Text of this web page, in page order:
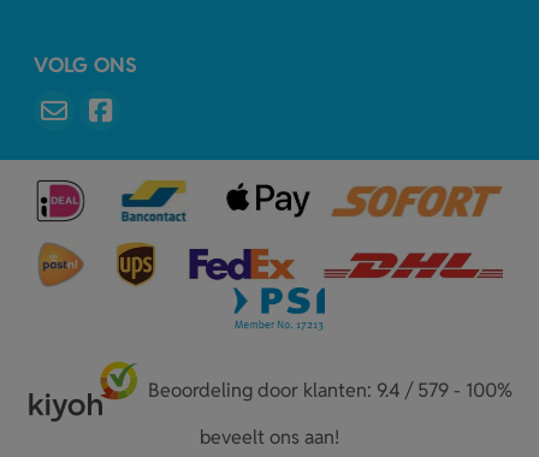
VOLG ONS
Beoordeling door klanten: 9.4 / 579 - 100%
beveelt ons aan!